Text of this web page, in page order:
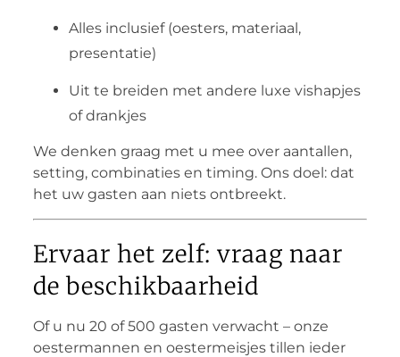
Alles inclusief (oesters, materiaal,
presentatie)
Uit te breiden met andere luxe vishapjes
of drankjes
We denken graag met u mee over aantallen,
setting, combinaties en timing. Ons doel: dat
het uw gasten aan niets ontbreekt.
Ervaar het zelf: vraag naar
de beschikbaarheid
Of u nu 20 of 500 gasten verwacht – onze
oestermannen en oestermeisjes tillen ieder